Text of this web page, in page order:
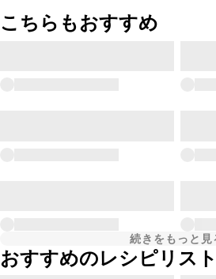
こちらもおすすめ
続きをもっと見
おすすめのレシピリスト